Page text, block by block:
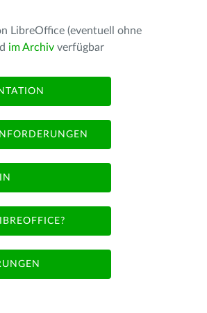
LibreOffice (eventuell ohne
im Archiv verfügbar